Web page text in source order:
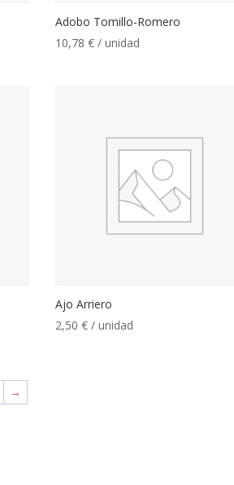
Adobo Tomillo-Romero
10,78€ / unidad
Ajo Arriero
2,50€ / unidad
→